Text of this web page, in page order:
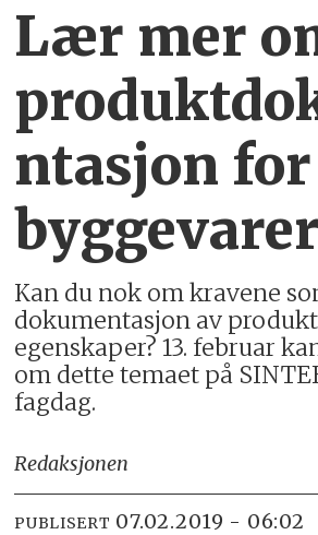
Lær mer
ntasjon for
byggevarer
Kan du nok om kravene
dokumentasjon av
egenskaper? 13. februar
om dette temaet på
fagdag.
Redaksjonen
PUBLISERT 07.02.2019 - 06:02